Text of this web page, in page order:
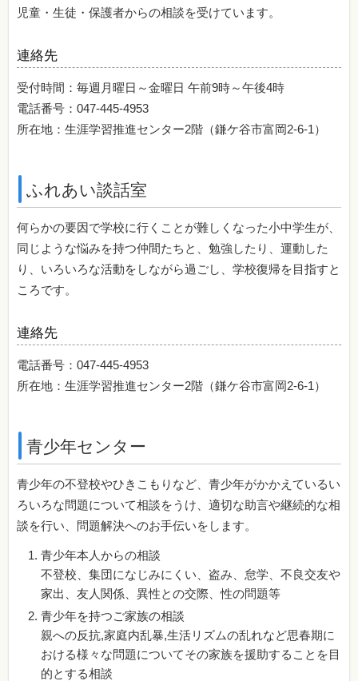
児童・生徒・保護者からの相談を受けています。
連絡先
受付時間：毎週月曜日～金曜日 午前9時～午後4時
電話番号：047-445-4953
所在地：生涯学習推進センター2階（鎌ケ谷市富岡2-6-1）
ふれあい談話室
何らかの要因で学校に行くことが難しくなった小中学生が、
同じような悩みを持つ仲間たちと、勉強したり、運動した
り、いろいろな活動をしながら過ごし、学校復帰を目指すと
ころです。
連絡先
電話番号：047-445-4953
所在地：生涯学習推進センター2階（鎌ケ谷市富岡2-6-1）
青少年センター
青少年の不登校やひきこもりなど、青少年がかかえているい
ろいろな問題について相談をうけ、適切な助言や継続的な相
談を行い、問題解決へのお手伝いをします。
青少年本人からの相談
不登校、集団になじみにくい、盗み、怠学、不良交友や
家出、友人関係、異性との交際、性の問題等
青少年を持つご家族の相談
親への反抗,家庭内乱暴,生活リズムの乱れなど思春期に
おける様々な問題についてその家族を援助することを目
的とする相談